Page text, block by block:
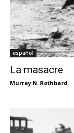
español
La masacre
Murray N. Rothbard -